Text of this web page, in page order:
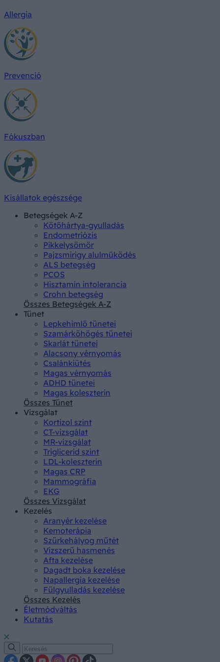
Allergia
Prevenció
Fókuszban
Kisállatok egészsége
Betegségek A-Z
Kötőhártya-gyulladás
Endometriózis
Pikkelysömör
Pajzsmirigy alulműködés
ALS betegség
PCOS
Hisztamin intolerancia
Crohn betegség
Összes Betegségek A-Z
Tünet
Lepkehimlő tünetei
Szamárköhögés tünetei
Skarlát tünetei
Alacsony vérnyomás
Csalánkiütés
Magas vérnyomás
ADHD tünetei
Magas koleszterin
Összes Tünet
Vizsgálat
Kortizol szint
CT-vizsgálat
MR-vizsgálat
Triglicerid szint
LDL-koleszterin
Magas CRP
Mammográfia
EKG
Összes Vizsgálat
Kezelés
Aranyér kezelése
Kemoterápia
Szürkehályog műtét
Vízszerű hasmenés
Afta kezelése
Dagadt boka kezelése
Napallergia kezelése
Fülgyulladás kezelése
Összes Kezelés
Életmódváltás
Kutatás